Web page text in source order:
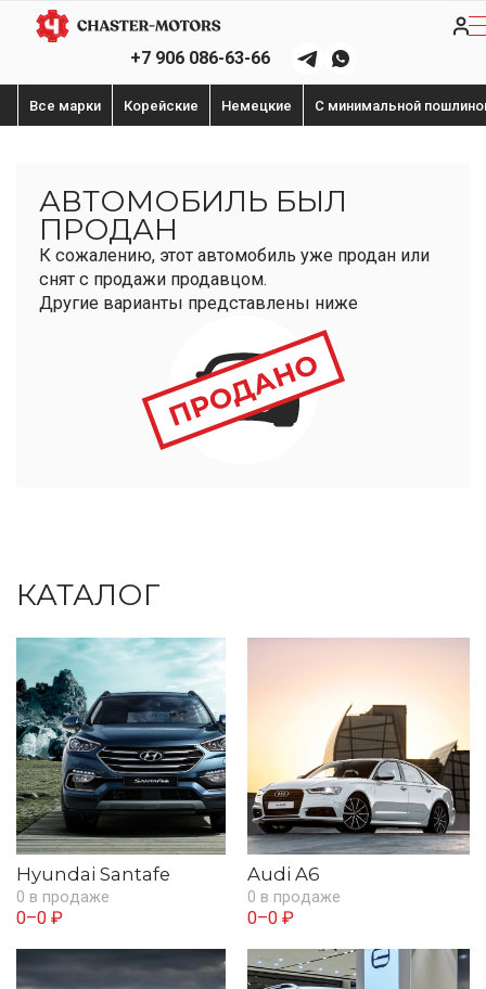
+7 906 086-63-66
Все марки Корейские Немецкие С минимальной
АВТОМОБИЛЬ БЫЛ
ПРОДАН
К сожалению, этот автомобиль уже продан или
снят с продажи продавцом.
Другие варианты представлены ниже
КАТАЛОГ
Hyundai Santafe
0 в продаже
0–0 ₽
Audi A6
0 в продаже
0–0 ₽